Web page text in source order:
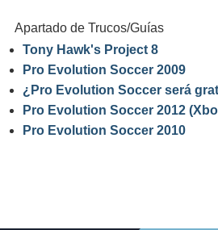
Apartado de Trucos/Guías
Tony Hawk's Project 8
Pro Evolution Soccer 2009
¿Pro Evolution Soccer será
Pro Evolution Soccer 2012
Pro Evolution Soccer 2010